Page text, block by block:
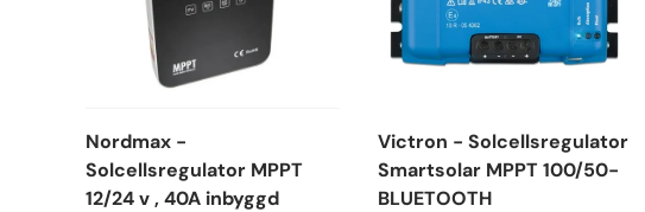
Nordmax -
Solcellsregulator MPPT
12/24 v , 40A inbyggd
Victron - Solcellsregulator
Smartsolar MPPT 100/50-
BLUETOOTH